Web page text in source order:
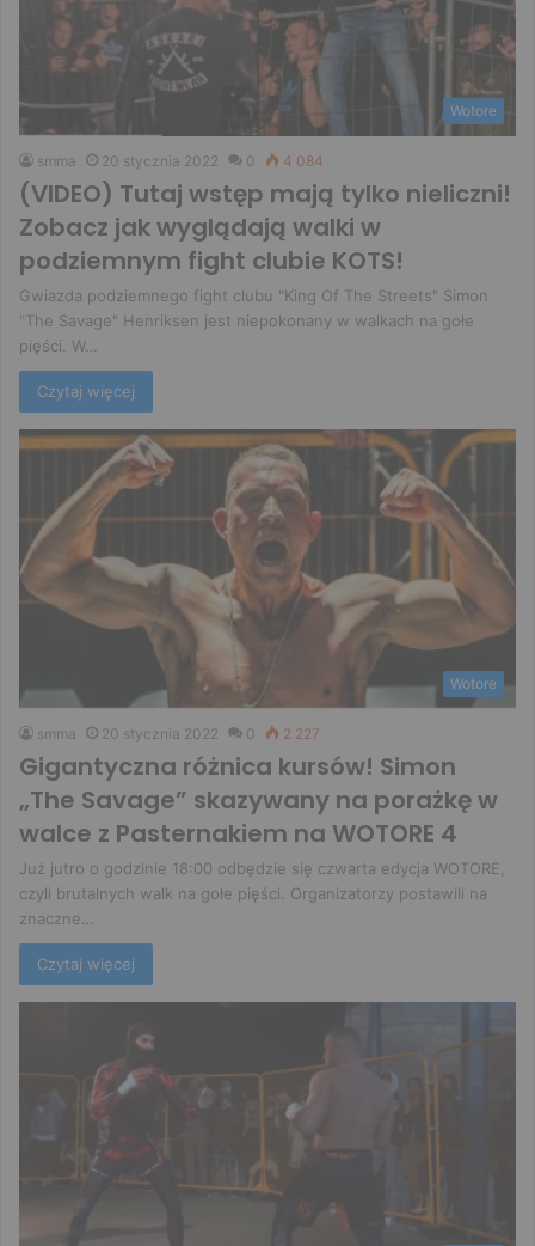
Wotore
smma 20 stycznia 2022 0 4 084
(VIDEO) Tutaj wstęp mają tylko nieliczni!
Zobacz jak wyglądają walki w
podziemnym fight clubie KOTS!
Gwiazda podziemnego fight clubu "King Of The Streets" Simon
"The Savage" Henriksen jest niepokonany w walkach na gołe
pięści. W…
Czytaj więcej
Wotore
smma 20 stycznia 2022 0 2 227
Gigantyczna różnica kursów! Simon
„The Savage” skazywany na porażkę w
walce z Pasternakiem na WOTORE 4
Już jutro o godzinie 18:00 odbędzie się czwarta edycja WOTORE,
czyli brutalnych walk na gołe pięści. Organizatorzy postawili na
znaczne…
Czytaj więcej